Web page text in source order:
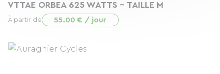
VTTAE ORBEA 625 WATTS - TAILLE M
À partir de 55.00 € / jour